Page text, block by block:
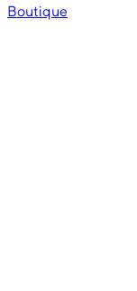
Boutique